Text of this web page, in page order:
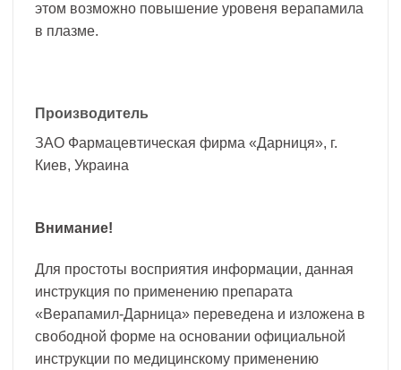
этом возможно повышение уровеня верапамила
в плазме.
Производитель
ЗАО Фармацевтическая фирма «Дарниця», г.
Киев, Украина
Внимание!
Для простоты восприятия информации, данная
инструкция по применению препарата
«Верапамил-Дарница» переведена и изложена в
свободной форме на основании официальной
инструкции по медицинскому применению